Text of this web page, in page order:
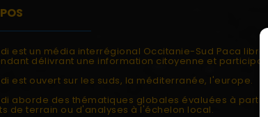
est un média interrégional Occitanie-Sud Paca libre
délivrant une information citoyenne et
est ouvert sur les suds, la méditerranée, l'europe.
aborde des thématiques globales évaluées à partir
de terrain ou d'analyses à l'échelon local.